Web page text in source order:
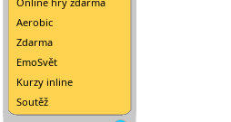
Aerobic
Zdarma
EmoSvět
Kurzy inline
Soutěž